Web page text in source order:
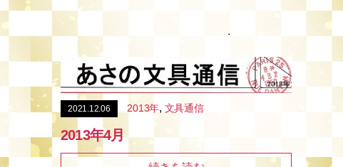
2021.12.06 2013年, 文具通信
2013年4月